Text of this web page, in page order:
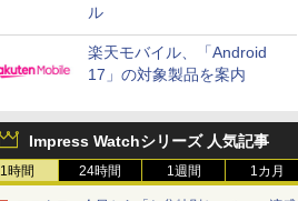
ル
楽天モバイル、「Android
17」の対象製品を案内
Impress Watchシリーズ 人気記事
1時間 24時間 1週間 1カ月